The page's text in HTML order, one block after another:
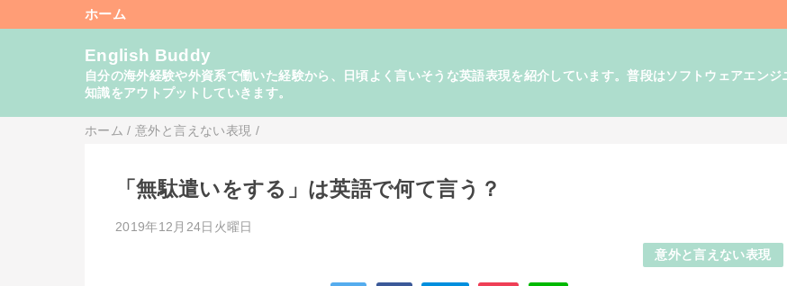
ホーム
English Buddy
自分の海外経験や外資系で働いた経験から、日頃よく言いそうな英語表現を紹介しています。普段はソフトウェアエ
知識をアウトプットしていきます。
ホーム /意外と言えない表現 /
「無駄遣いをする」は英語で何て言う？
2019年12月24日火曜日
意外と言えない表現